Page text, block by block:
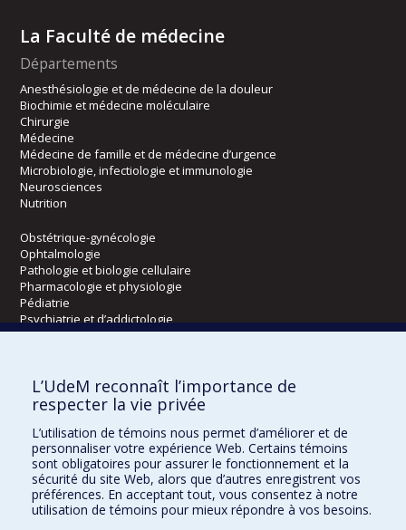
La Faculté de médecine
Départements
Anesthésiologie et de médecine de la douleur
Biochimie et médecine moléculaire
Chirurgie
Médecine
Médecine de famille et de médecine d’urgence
Microbiologie, infectiologie et immunologie
Neurosciences
Nutrition
Obstétrique-gynécologie
Ophtalmologie
Pathologie et biologie cellulaire
Pharmacologie et physiologie
Pédiatrie
Psychiatrie et d’addictologie
Radiologie, radio-oncologie et médecine nucléaire
Écoles
Orthophonie et audiologie
Réadaptation
Directions
L’UdeM reconnaît l’importance de
respecter la vie privée
L’utilisation de témoins nous permet d’améliorer et de
personnaliser votre expérience Web. Certains témoins
sont obligatoires pour assurer le fonctionnement et la
sécurité du site Web, alors que d’autres enregistrent vos
préférences. En acceptant tout, vous consentez à notre
utilisation de témoins pour mieux répondre à vos besoins.